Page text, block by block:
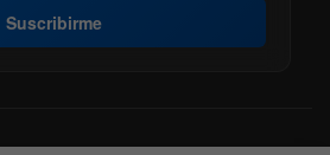
Suscribirme